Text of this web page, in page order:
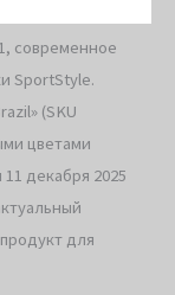
современное
SportStyle.
(SKU
цветами
декабря 2025
для